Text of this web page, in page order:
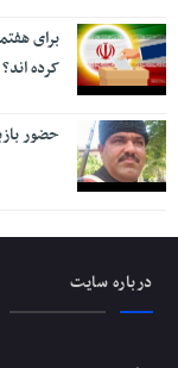
برای
کرده اند؟
حضور
درباره سایت